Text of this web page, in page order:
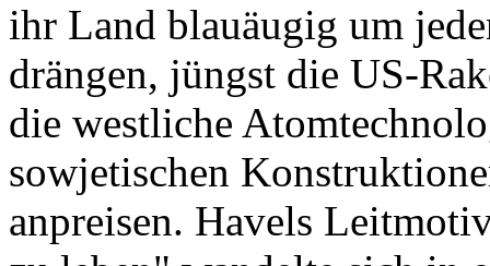
ihr Land blauäugig um
drängen, jüngst die US-
die westliche
sowjetischen
anpreisen. Havels